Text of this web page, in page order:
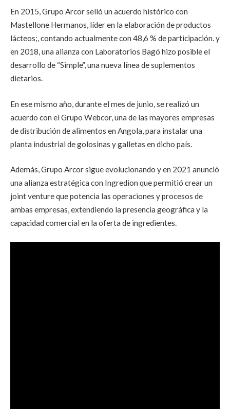
En 2015, Grupo Arcor selló un acuerdo histórico con
Mastellone Hermanos, líder en la elaboración de productos
lácteos;, contando actualmente con 48,6 % de participación. y
en 2018, una alianza con Laboratorios Bagó hizo posible el
desarrollo de “Simple”, una nueva línea de suplementos
dietarios.
En ese mismo año, durante el mes de junio, se realizó un
acuerdo con el Grupo Webcor, una de las mayores empresas
de distribución de alimentos en Angola, para instalar una
planta industrial de golosinas y galletas en dicho país.
Además, Grupo Arcor sigue evolucionando y en 2021 anunció
una alianza estratégica con Ingredion que permitió crear un
joint venture que potencia las operaciones y procesos de
ambas empresas, extendiendo la presencia geográfica y la
capacidad comercial en la oferta de ingredientes.